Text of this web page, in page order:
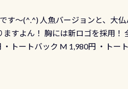
す～(^.^) 人魚バージョンと、大
ますよん！ 胸には新ロゴを採用
トートバック M 1,980円 ・トー